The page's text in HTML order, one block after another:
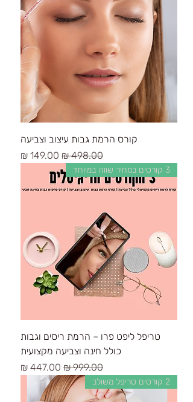
קורס הרמת גבות עיצוב וצביעה
سعر عادي سعر البيع
3 קורסים במחיר שווה במיוחד
טריפל ליפט פרו – הרמת ריסים וגבות
כולל חינה וצביעה מקצועית
سعر عادي سعر البيع
2 קורסים טריפל משולב